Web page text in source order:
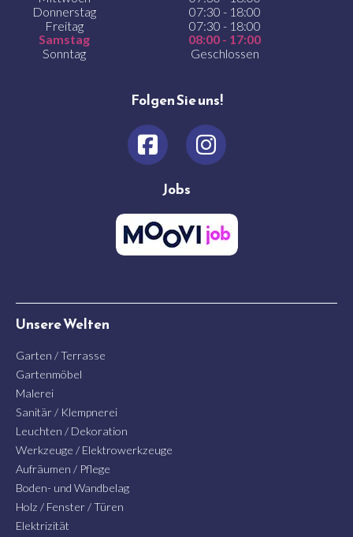
Donnerstag
07:30 - 18:00
Freitag
07:30 - 18:00
Samstag
08:00 - 17:00
Sonntag
Geschlossen
Folgen Sie uns!
Jobs
Unsere Welten
Garten / Terrasse
Gartenmöbel
Malerei
Sanitär / Klempnerei
Leuchten / Dekoration
Werkzeuge / Elektrowerkzeuge
Aufräumen / Pflege
Boden- und Wandbelag
Holz / Fenster / Türen
Elektrizität